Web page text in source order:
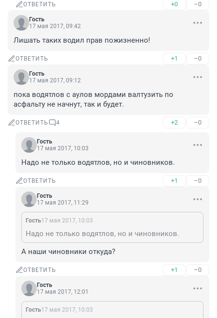
ОТВЕТИТЬ +0 –0
Гость
17 мая 2017, 09:42
Лишать таких водил прав пожизненно!
ОТВЕТИТЬ +1 –0
Гость
17 мая 2017, 09:12
пока водятлов с аулов мордами валтузить по
асфальту не начнут, так и будет.
ОТВЕТИТЬ 4 +2 –0
Гость
17 мая 2017, 10:03
Надо не только водятлов, но и чиновников.
ОТВЕТИТЬ +1 –0
Гость
17 мая 2017, 11:29
Гость17 мая 2017, 10:03
Надо не только водятлов, но и чиновников.
А наши чиновники откуда?
ОТВЕТИТЬ +1 –0
Гость
17 мая 2017, 12:01
Гость17 мая 2017, 10:03